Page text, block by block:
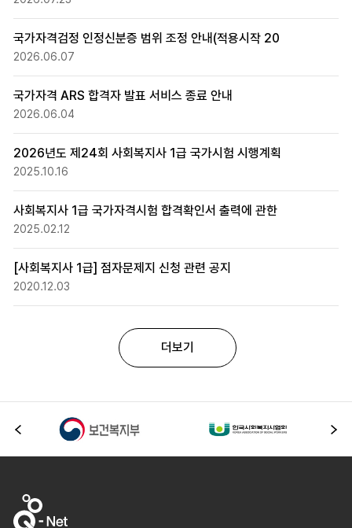
국가자격검정 인정신분증 범위 조정 안내(적용시작 20
2026.06.07
국가자격 ARS 합격자 발표 서비스 종료 안내
2026.06.04
2026년도 제24회 사회복지사 1급 국가시험 시행계획
2025.10.16
사회복지사 1급 국가자격시험 합격확인서 출력에 관한
2025.02.12
[사회복지사 1급] 점자문제지 신청 관련 공지
2020.12.03
더보기
이전